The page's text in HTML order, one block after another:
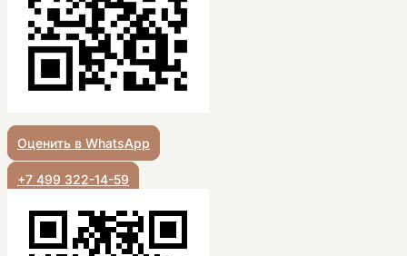
Оценить в WhatsApp
+7 499 322-14-59